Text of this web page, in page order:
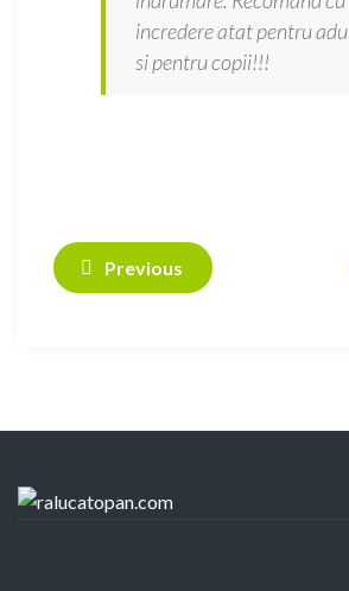
incredere atat pentru
si pentru copii!!!
Previous